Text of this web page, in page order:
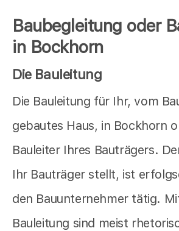
Baubegleitung oder
in Bockhorn
Die Bauleitung
Die Bauleitung für Ihr, vom
gebautes Haus, in Bockhorn
Bauleiter Ihres Bauträgers.
Ihr Bauträger stellt, ist
den Bauunternehmer tätig.
Bauleitung sind meist